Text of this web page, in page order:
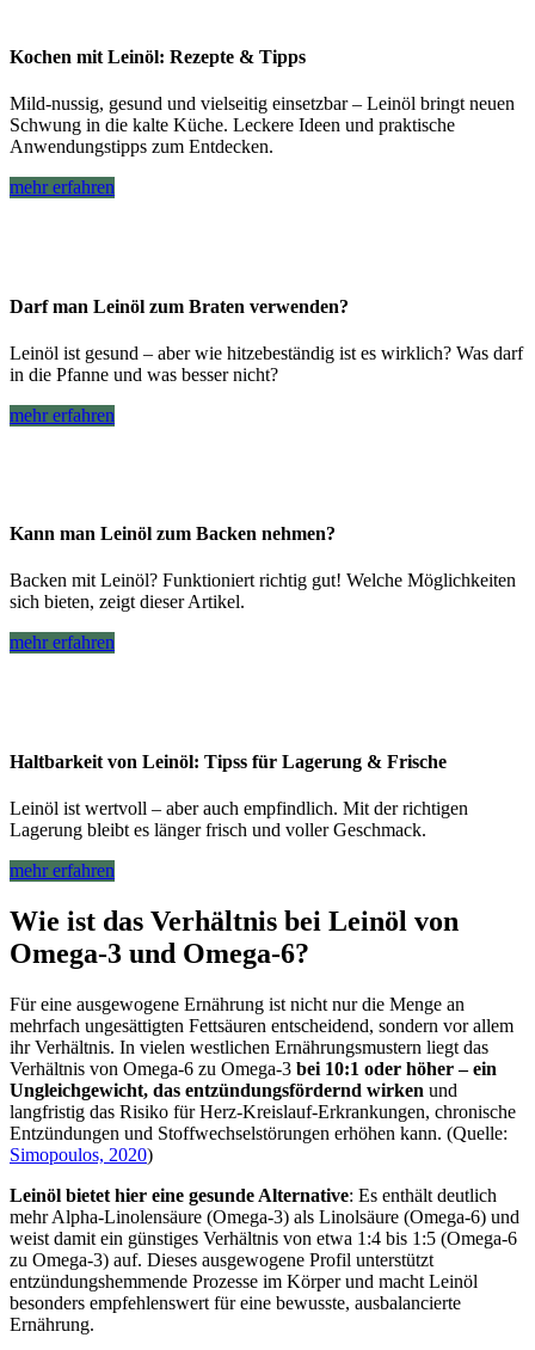
Kochen mit Leinöl: Rezepte & Tipps
Mild-nussig, gesund und vielseitig einsetzbar – Leinöl bringt neuen
Schwung in die kalte Küche. Leckere Ideen und praktische
Anwendungstipps zum Entdecken.
mehr erfahren
Darf man Leinöl zum Braten verwenden?
Leinöl ist gesund – aber wie hitzebeständig ist es wirklich? Was darf
in die Pfanne und was besser nicht?
mehr erfahren
Kann man Leinöl zum Backen nehmen?
Backen mit Leinöl? Funktioniert richtig gut! Welche Möglichkeiten
sich bieten, zeigt dieser Artikel.
mehr erfahren
Haltbarkeit von Leinöl: Tipss für Lagerung & Frische
Leinöl ist wertvoll – aber auch empfindlich. Mit der richtigen
Lagerung bleibt es länger frisch und voller Geschmack.
mehr erfahren
Wie ist das Verhältnis bei Leinöl von
Omega-3 und Omega-6?
Für eine ausgewogene Ernährung ist nicht nur die Menge an
mehrfach ungesättigten Fettsäuren entscheidend, sondern vor allem
ihr Verhältnis. In vielen westlichen Ernährungsmustern liegt das
Verhältnis von Omega-6 zu Omega-3 bei 10:1 oder höher – ein
Ungleichgewicht, das entzündungsfördernd wirken und
langfristig das Risiko für Herz-Kreislauf-Erkrankungen, chronische
Entzündungen und Stoffwechselstörungen erhöhen kann. (Quelle:
Simopoulos, 2020)
Leinöl bietet hier eine gesunde Alternative: Es enthält deutlich
mehr Alpha-Linolensäure (Omega-3) als Linolsäure (Omega-6) und
weist damit ein günstiges Verhältnis von etwa 1:4 bis 1:5 (Omega-6
zu Omega-3) auf. Dieses ausgewogene Profil unterstützt
entzündungshemmende Prozesse im Körper und macht Leinöl
besonders empfehlenswert für eine bewusste, ausbalancierte
Ernährung.